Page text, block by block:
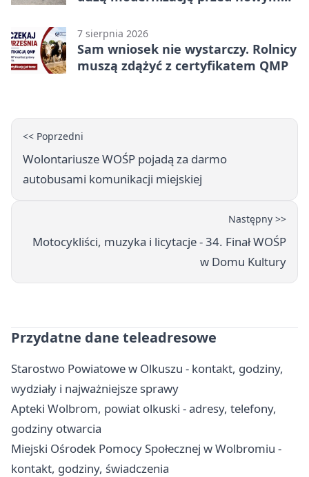
7 sierpnia 2026
Sam wniosek nie wystarczy. Rolnicy
muszą zdążyć z certyfikatem QMP
<< Poprzedni
Wolontariusze WOŚP pojadą za darmo
autobusami komunikacji miejskiej
Następny >>
Motocykliści, muzyka i licytacje - 34. Finał WOŚP
w Domu Kultury
Przydatne dane teleadresowe
Starostwo Powiatowe w Olkuszu - kontakt, godziny,
wydziały i najważniejsze sprawy
Apteki Wolbrom, powiat olkuski - adresy, telefony,
godziny otwarcia
Miejski Ośrodek Pomocy Społecznej w Wolbromiu -
kontakt, godziny, świadczenia